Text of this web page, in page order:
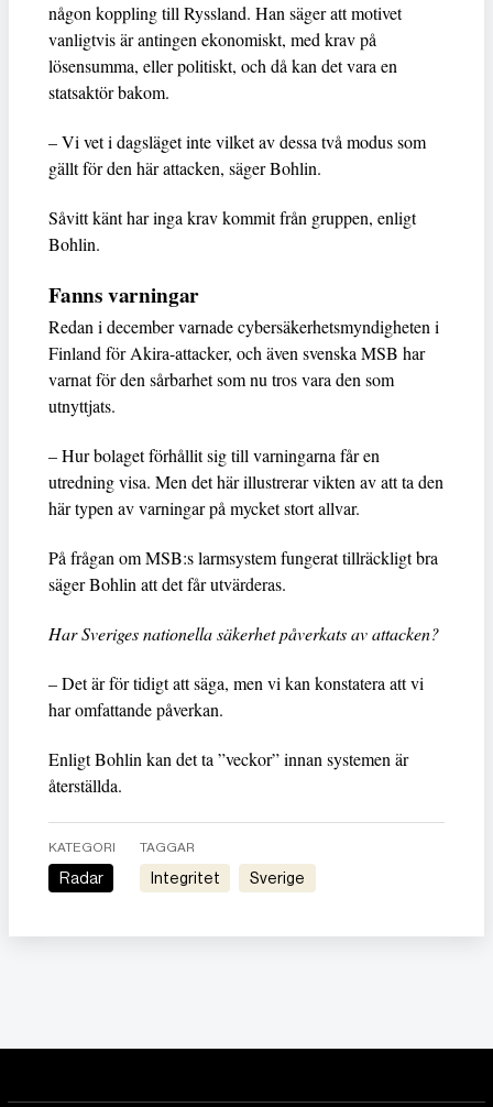
någon koppling till Ryssland. Han säger att motivet
vanligtvis är antingen ekonomiskt, med krav på
lösensumma, eller politiskt, och då kan det vara en
statsaktör bakom.
– Vi vet i dagsläget inte vilket av dessa två modus som
gällt för den här attacken, säger Bohlin.
Såvitt känt har inga krav kommit från gruppen, enligt
Bohlin.
Fanns varningar
Redan i december varnade cybersäkerhetsmyndigheten i
Finland för Akira-attacker, och även svenska MSB har
varnat för den sårbarhet som nu tros vara den som
utnyttjats.
– Hur bolaget förhållit sig till varningarna får en
utredning visa. Men det här illustrerar vikten av att ta den
här typen av varningar på mycket stort allvar.
På frågan om MSB:s larmsystem fungerat tillräckligt bra
säger Bohlin att det får utvärderas.
Har Sveriges nationella säkerhet påverkats av attacken?
– Det är för tidigt att säga, men vi kan konstatera att vi
har omfattande påverkan.
Enligt Bohlin kan det ta ”veckor” innan systemen är
återställda.
KATEGORI
Radar
TAGGAR
Integritet Sverige